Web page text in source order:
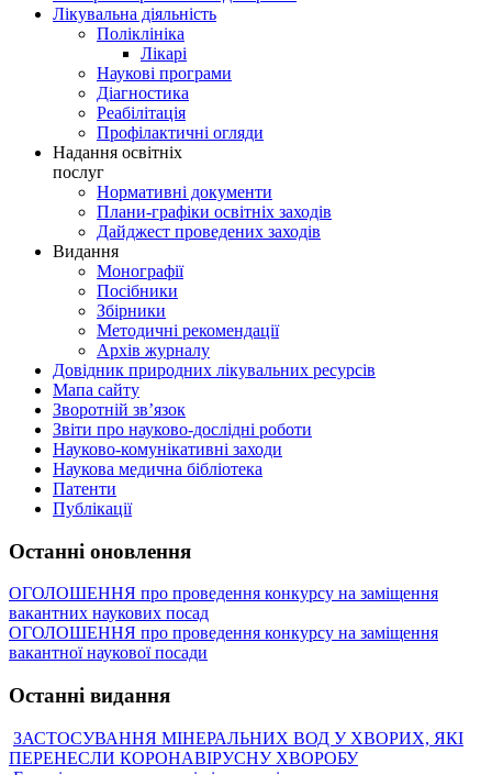
Лікувальна діяльність
Поліклініка
Лікарі
Наукові програми
Діагностика
Реабілітація
Профілактичні огляди
Надання освітніх
послуг
Нормативні документи
Плани-графіки освітніх заходів
Дайджест проведених заходів
Видання
Монографії
Посібники
Збірники
Методичні рекомендації
Архів журналу
Довідник природних лікувальних ресурсів
Мапа сайту
Зворотній зв’язок
Звіти про науково-дослідні роботи
Науково-комунікативні заходи
Наукова медична бібліотека
Патенти
Публікації
Останні оновлення
ОГОЛОШЕННЯ про проведення конкурсу на заміщення
вакантних наукових посад
ОГОЛОШЕННЯ про проведення конкурсу на заміщення
вакантної наукової посади
Останні видання
ЗАСТОСУВАННЯ МІНЕРАЛЬНИХ ВОД У ХВОРИХ, ЯКІ
ПЕРЕНЕСЛИ КОРОНАВІРУСНУ ХВОРОБУ